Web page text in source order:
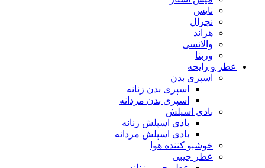
نایس
نچرال
هراند
والانسی
وربنا
عطر و رایحه
اسپری بدن
اسپری بدن زنانه
اسپری بدن مردانه
بادی اسپلش
بادی اسپلش زنانه
بادی اسپلش مردانه
خوشبو کننده هوا
عطر جیبی